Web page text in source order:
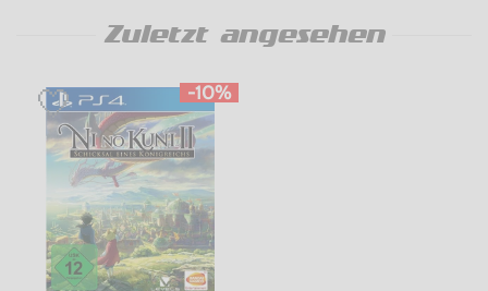
Zuletzt angesehen
-10%